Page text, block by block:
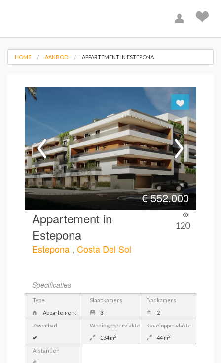
HOME AANBOD APPARTEMENT IN ESTEPONA
€552.000
Appartement in
Estepona
120
Estepona , Costa Del Sol
Specificaties
Type
Appartement
Slaapkamers
3
Badkamers
2
Zwembad
Woningoppervlakte
134 m2
Kaveloppervlakte
44 m2
Afstanden